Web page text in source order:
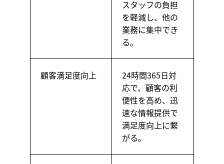
スタッフの負担
を軽減し、他の
業務に集中でき
る。
顧客満足度向上
24時間365日対
応で、顧客の利
便性を高め、迅
速な情報提供で
満足度向上に繋
がる。